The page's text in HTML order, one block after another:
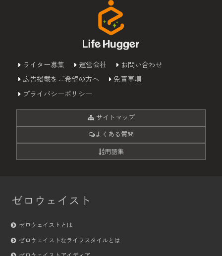
ライター募集 運営会社
お問い合わせ
広告掲載をご希望の方へ
免責事項
プライバシーポリシー
サイトマップ
よくある質問
用語集
ゼロウェイスト
ゼロウェイストとは
ゼロウェイストなライフスタイルとは